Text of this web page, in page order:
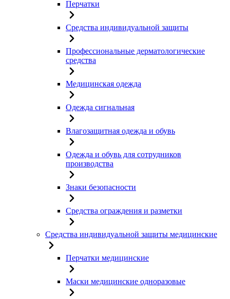
Перчатки
Средства индивидуальной защиты
Профессиональные дерматологические
средства
Медицинская одежда
Одежда сигнальная
Влагозащитная одежда и обувь
Одежда и обувь для сотрудников
производства
Знаки безопасности
Средства ограждения и разметки
Средства индивидуальной защиты медицинские
Перчатки медицинские
Маски медицинские одноразовые